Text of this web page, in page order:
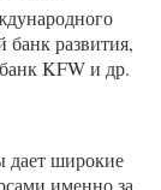
развития,
KFW и др.
дает широкие
именно за